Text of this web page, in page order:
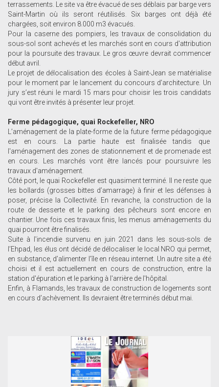
terrassements. Le site va être évacué de ses déblais par barge vers
Saint-Martin où ils seront réutilisés. Six barges ont déjà été
chargées, soit environ 8.000 m3 évacués.
Pour la caserne des pompiers, les travaux de consolidation du
sous-sol sont achevés et les marchés sont en cours d'attribution
pour la poursuite des travaux. Le gros œuvre devrait commencer
début avril.
Le projet de délocalisation des écoles à Saint-Jean se matérialise
pour le moment par le lancement du concours d’architecture. Un
jury s’est réuni le mardi 15 mars pour choisir les trois candidats
qui vont être invités à présenter leur projet.
Ferme pédagogique, quai Rockefeller, NRO
L’aménagement de la plate-forme de la future ferme pédagogique
est en cours. La partie haute est finalisée tandis que
l'aménagement des zones de stationnement et de promenade est
en cours. Les marchés vont être lancés pour poursuivre les
travaux d'aménagement.
Côté port, le quai Rockefeller est quasiment terminé. Il ne reste que
les bollards (grosses bittes d’amarrage) à finir et les défenses à
poser, précise la Collectivité. En revanche, la construction de la
route de desserte et le parking des pêcheurs sont encore en
chantier. Une fois ces travaux finis, les menus aménagements du
quai pourront être finalisés.
Suite à l'incendie survenu en juin 2021 dans les sous-sols de
l’Ehpad, les élus ont décidé de délocaliser le local NRO qui permet,
en substance, d’alimenter l’île en réseau internet. Un autre site a été
choisi et il est actuellement en cours de construction, entre la
station d'épuration et le parking à l'arrière de l'hôpital.
Enfin, à Flamands, les travaux de construction de logements sont
en cours d’achèvement. Ils devraient être terminés début mai.